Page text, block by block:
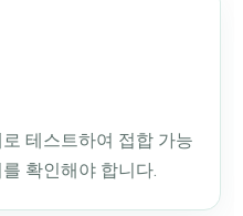
테스트하여 접합 가능
확인해야 합니다.